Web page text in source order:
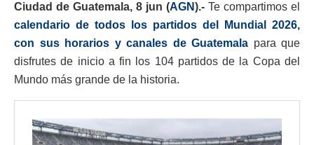
Ciudad de Guatemala, 8 jun (AGN).- Te compartimos el
calendario de todos los partidos del Mundial 2026,
con sus horarios y canales de Guatemala para que
disfrutes de inicio a fin los 104 partidos de la Copa del
Mundo más grande de la historia.